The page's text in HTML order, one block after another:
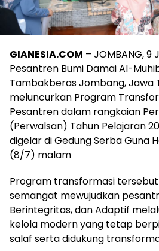
GIANESIA.COM – JOMBANG, 9
Pesantren Bumi Damai Al-
Tambakberas Jombang, Jawa
meluncurkan Program
Pesantren dalam rangkaian
(Perwalsan) Tahun Pelajaran
digelar di Gedung Serba Guna
(8/7) malam
Program transformasi
semangat mewujudkan
Berintegritas, dan Adaptif
kelola modern yang tetap
salaf serta didukung